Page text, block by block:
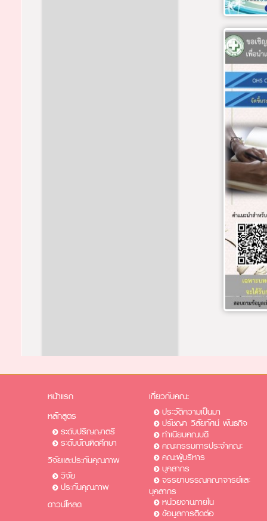
หน้าแรก
หลักสูตร
ระดับปริญญาตรี
ระดับบัณฑิตศึกษา
วิจัยและประกันคุณภาพ
วิจัย
ประกันคุณภาพ
ดาวน์โหลด
เกี่ยวกับคณะ
ประวัติความเป็นมา
ปรัชญา วิสัยทัศน์ พันธกิจ
ทำเนียบคณบดี
คณะกรรมการประจำคณะ
คณะผู้บริหาร
บุคลากร
จรรยาบรรณคณาจารย์และ
บุคลากร
หน่วยงานภายใน
ข้อมูลการติดต่อ